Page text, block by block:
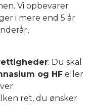
Vi opbevarer
i mere end 5 år
: Du skal
og HF eller
ret, du ønsker